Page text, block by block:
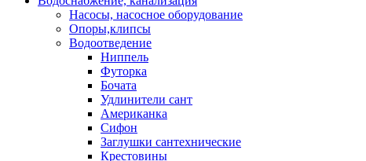
Насосы, насосное оборудование
Опоры,клипсы
Водоотведение
Ниппель
Футорка
Бочата
Удлинители сант
Американка
Сифон
Заглушки сантехнические
Крестовины